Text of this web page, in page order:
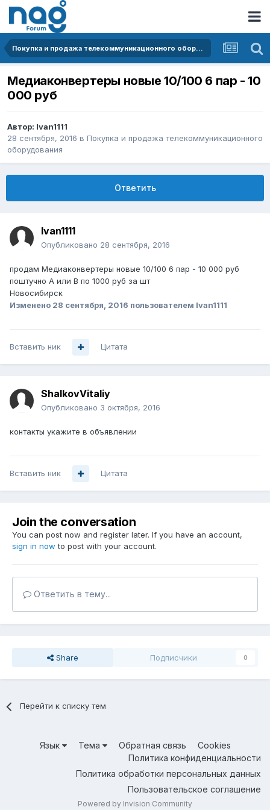
Покупка и продажа телекоммуникационного оборудования
Медиаконвертеры новые 10/100 6 пар - 10
000 руб
Автор: Ivan1111
28 сентября, 2016 в Покупка и продажа телекоммуникационного
оборудования
Ответить
Ivan1111
Опубликовано 28 сентября, 2016
продам Медиаконвертеры новые 10/100 6 пар - 10 000 руб
поштучно А или B по 1000 руб за шт
Новосибирск
Изменено 28 сентября, 2016 пользователем Ivan1111
Вставить ник Цитата
ShalkovVitaliy
Опубликовано 3 октября, 2016
контакты укажите в объявлении
Вставить ник Цитата
Join the conversation
You can post now and register later. If you have an account,
sign in now to post with your account.
Ответить в тему...
Share Подписчики 0
Перейти к списку тем
Язык Тема Обратная связь
Cookies
Политика конфиденциальности
Политика обработки персональных данных
Пользовательское соглашение
Powered by Invision Community